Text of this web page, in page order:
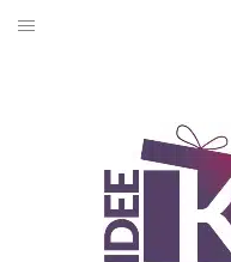
Aller
CADEAUX PAR STYLE
POUR QUI EST CE CADEAU